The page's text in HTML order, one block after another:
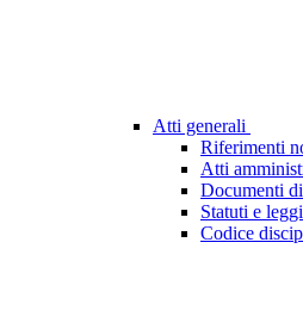
Atti generali
Riferimenti
Atti
Documenti
Statuti e
Codice